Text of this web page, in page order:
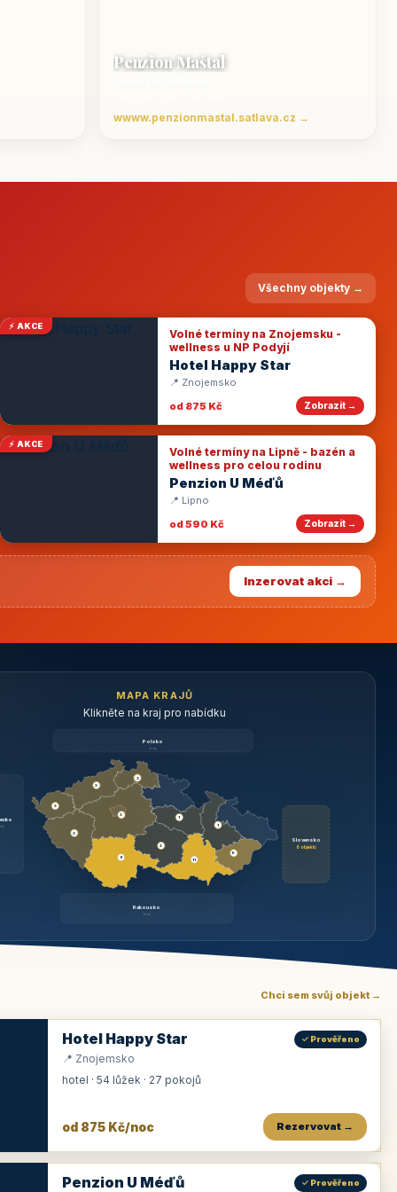
Penzion Maštal
wwww.penzionmastal.satlava.cz →
Všechny objekty →
⚡ AKCE
Volné termíny na Znojemsku -
wellness u NP Podyjí
Hotel Happy Star
📍 Znojemsko
od 875 Kč
Zobrazit →
⚡ AKCE
Volné termíny na Lipně - bazén a
wellness pro celou rodinu
Penzion U Méďů
📍 Lipno
od 590 Kč
Zobrazit →
Inzerovat akci →
MAPA KRAJŮ
Klikněte na kraj pro nabídku
Polsko
brzy
Slovensko
6 objektů
Rakousko
brzy
3
9
3
3
3
3
1
2
11
1
6
Chci sem svůj objekt →
Hotel Happy Star ✓ Prověřeno
📍 Znojemsko
hotel · 54 lůžek · 27 pokojů
od 875 Kč/noc Rezervovat →
Penzion U Méďů ✓ Prověřeno